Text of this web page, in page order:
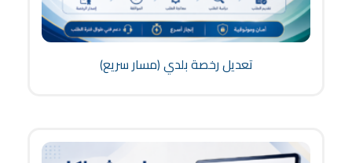
تعديل رخصة بلدي (مسار سريع)